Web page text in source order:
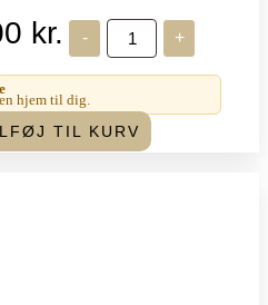
kr. -
Haandarbejdets
Fremme
-
Tusindfryd
VO
antal
+
hjem til dig.
TIL KURV